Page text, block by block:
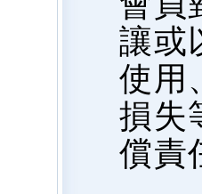
讓或
使用
損失
償責